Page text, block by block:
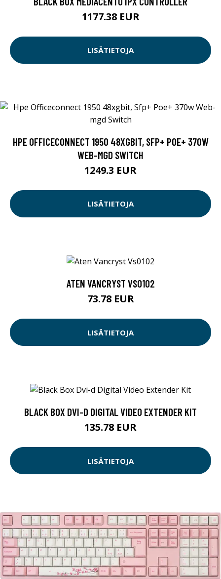
1177.38 EUR
LISÄTIETOJA
HPE OFFICECONNECT 1950 48XGBIT, SFP+ POE+ 370W
WEB-MGD SWITCH
1249.3 EUR
LISÄTIETOJA
ATEN VANCRYST VS0102
73.78 EUR
LISÄTIETOJA
BLACK BOX DVI-D DIGITAL VIDEO EXTENDER KIT
135.78 EUR
LISÄTIETOJA